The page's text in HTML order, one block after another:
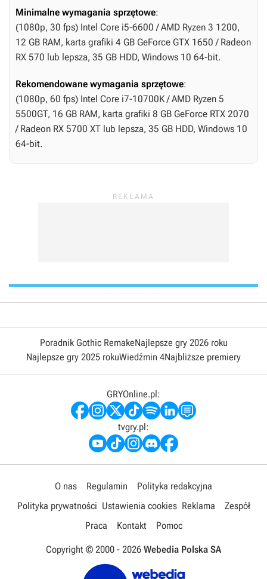
Minimalne wymagania sprzętowe:
(1080p, 30 fps) Intel Core i5-6600 / AMD Ryzen 3 1200,
12 GB RAM, karta grafiki 4 GB GeForce GTX 1650 / Radeon
RX 570 lub lepsza, 35 GB HDD, Windows 10 64-bit.
Rekomendowane wymagania sprzętowe:
(1080p, 60 fps) Intel Core i7-10700K / AMD Ryzen 5
5500GT, 16 GB RAM, karta grafiki 8 GB GeForce RTX 2070
/ Radeon RX 5700 XT lub lepsza, 35 GB HDD, Windows 10
64-bit.
Poradnik Gothic RemakeNajlepsze gry 2026 roku
Najlepsze gry 2025 rokuWiedźmin 4Najbliższe premiery
GRYOnline.pl:
tvgry.pl:
O nas Regulamin
Polityka redakcyjna
Polityka prywatności Ustawienia cookies Reklama
Zespół
Praca
Kontakt Pomoc
Copyright © 2000 - 2026 Webedia Polska SA